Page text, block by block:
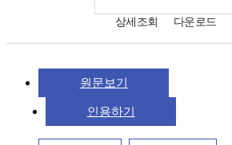
상세조회 다운로드
원문보기
인용하기